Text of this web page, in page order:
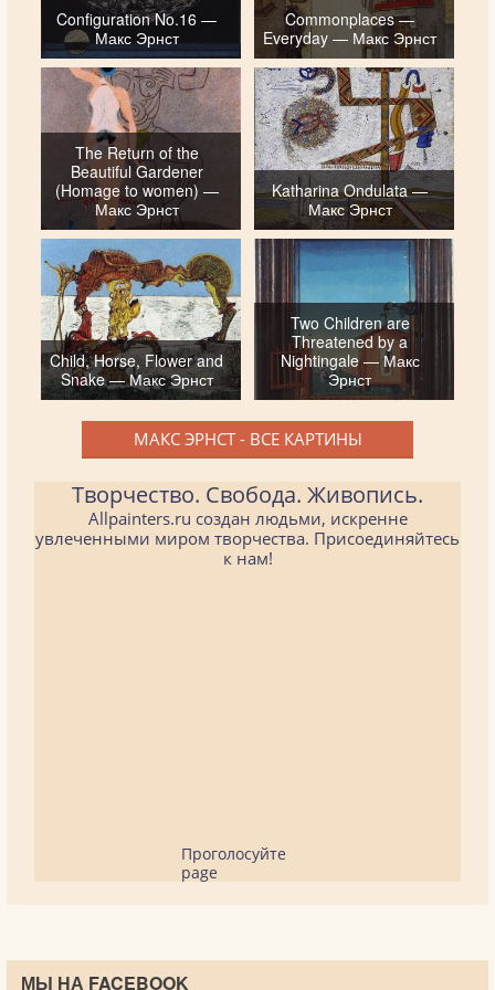
Configuration No.16 —
Макс Эрнст
Commonplaces —
Everyday — Макс Эрнст
The Return of the
Beautiful Gardener
(Homage to women) —
Макс Эрнст
Katharina Ondulata —
Макс Эрнст
Child, Horse, Flower and
Snake — Макс Эрнст
Two Children are
Threatened by a
Nightingale — Макс
Эрнст
МАКС ЭРНСТ - ВСЕ КАРТИНЫ
Творчество. Свобода. Живопись.
Allpainters.ru создан людьми, искренне
увлеченными миром творчества. Присоединяйтесь
к нам!
Проголосуйте
page
МЫ НА FACEBOOK